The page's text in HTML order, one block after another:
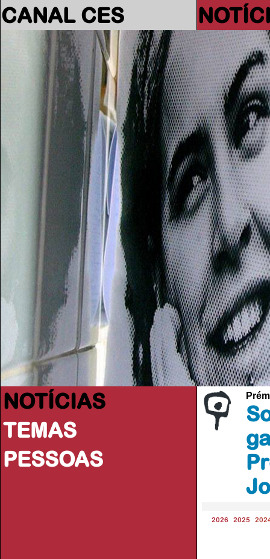
CANAL CES
NOTÍCIAS
TEMAS
PESSOAS
2026 2025